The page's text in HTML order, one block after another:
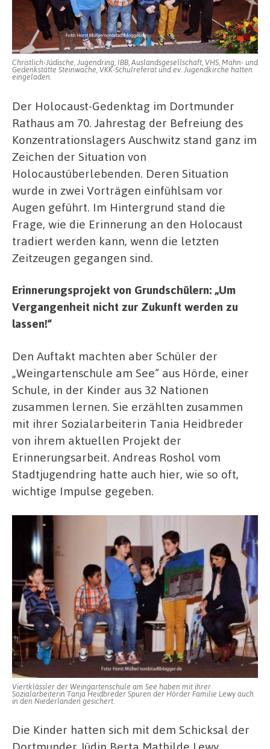
und
Christlich-Jüdische, Jugendring, IBB, Auslandsgesellschaft, VHS, Mahn- und
Gedenkstätte Steinwache, VKK-Schulreferat und ev. Jugendkirche hatten
eingeladen.
Der Holocaust-Gedenktag im Dortmunder
Rathaus am 70. Jahrestag der Befreiung des
Konzentrationslagers Auschwitz stand ganz im
Zeichen der Situation von
Holocaustüberlebenden. Deren Situation
wurde in zwei Vorträgen einfühlsam vor
Augen geführt. Im Hintergrund stand die
Frage, wie die Erinnerung an den Holocaust
tradiert werden kann, wenn die letzten
Zeitzeugen gegangen sind.
Erinnerungsprojekt von Grundschülern: „Um
Vergangenheit nicht zur Zukunft werden zu
lassen!“
Den Auftakt machten aber Schüler der
„Weingartenschule am See“ aus Hörde, einer
Schule, in der Kinder aus 32 Nationen
zusammen lernen. Sie erzählten zusammen
mit ihrer Sozialarbeiterin Tania Heidbreder
von ihrem aktuellen Projekt der
Erinnerungsarbeit. Andreas Roshol vom
Stadtjugendring hatte auch hier, wie so oft,
wichtige Impulse gegeben.
Viertklässler der Weingartenschule am See haben mit ihrer
Sozialarbeiterin Tanja Heidbreder Spuren der Hörder Familie Lewy auch
in den Niederlanden gesichert.
Die Kinder hatten sich mit dem Schicksal der